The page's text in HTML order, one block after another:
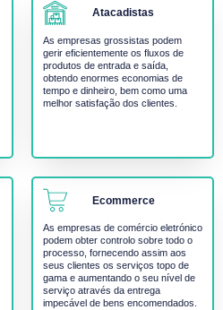
Atacadistas
As empresas grossistas podem
gerir eficientemente os fluxos de
produtos de entrada e saída,
obtendo enormes economias de
tempo e dinheiro, bem como uma
melhor satisfação dos clientes.
Ecommerce
As empresas de comércio eletrónico
podem obter controlo sobre todo o
processo, fornecendo assim aos
seus clientes os serviços topo de
gama e aumentando o seu nível de
serviço através da entrega
impecável de bens encomendados.